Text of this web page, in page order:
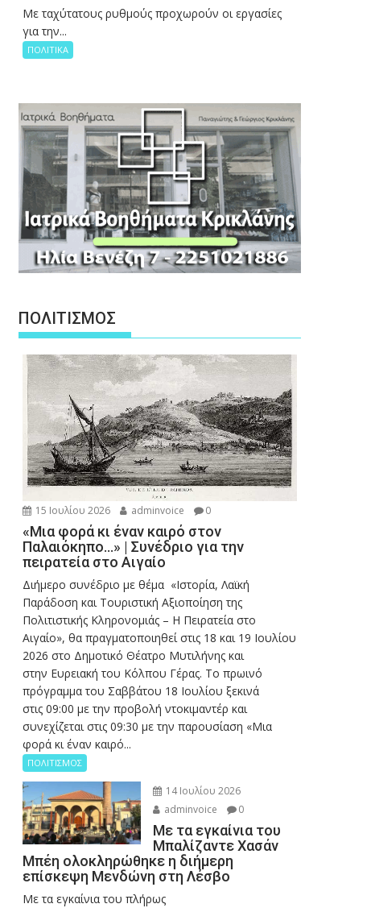
Με ταχύτατους ρυθμούς προχωρούν οι εργασίες
για την...
ΠΟΛΙΤΙΚΑ
ΠΟΛΙΤΙΣΜΟΣ
15 Ιουλίου 2026 adminvoice 0
«Μια φορά κι έναν καιρό στον
Παλαιόκηπο…» | Συνέδριο για την
πειρατεία στο Αιγαίο
Διήμερο συνέδριο με θέμα «Ιστορία, Λαϊκή
Παράδοση και Τουριστική Αξιοποίηση της
Πολιτιστικής Κληρονομιάς – Η Πειρατεία στο
Αιγαίο», θα πραγματοποιηθεί στις 18 και 19 Ιουλίου
2026 στο Δημοτικό Θέατρο Μυτιλήνης και
στην Ευρειακή του Κόλπου Γέρας. Το πρωινό
πρόγραμμα του Σαββάτου 18 Ιουλίου ξεκινά
στις 09:00 με την προβολή ντοκιμαντέρ και
συνεχίζεται στις 09:30 με την παρουσίαση «Μια
φορά κι έναν καιρό...
ΠΟΛΙΤΙΣΜΟΣ
14 Ιουλίου 2026
adminvoice
0
Με τα εγκαίνια του
Μπαλίζαντε Χασάν
Μπέη ολοκληρώθηκε η διήμερη
επίσκεψη Μενδώνη στη Λέσβο
Με τα εγκαίνια του πλήρως